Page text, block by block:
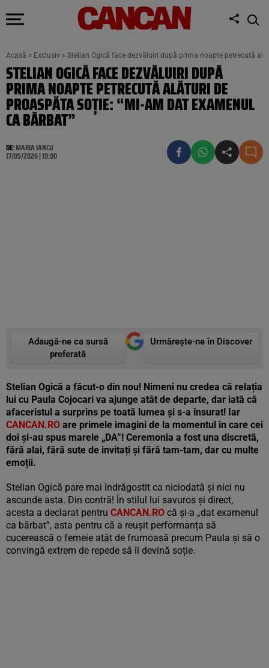
Acasă » Exclusiv » Stelian Ogică face dezvăluiri după prima noapte petrecută
STELIAN OGICĂ FACE DEZVĂLUIRI DUPĂ
PRIMA NOAPTE PETRECUTĂ ALĂTURI DE
PROASPĂTA SOȚIE: “MI-AM DAT EXAMENUL
CA BĂRBAT”
DE:MARIA IANCU
17/05/2026 | 19:00
Adaugă-ne ca sursă
preferată
Urmărește-ne în Discover
Stelian Ogică a făcut-o din nou! Nimeni nu credea că relația
lui cu Paula Cojocari va ajunge atât de departe, dar iată că
afaceristul a surprins pe toată lumea și s-a însurat! Iar
CANCAN.RO are primele imagini de la momentul în care cei
doi și-au spus marele „DA”! Ceremonia a fost una discretă,
fără alai, fără sute de invitați și fără tam-tam, dar cu multe
emoții.
Stelian Ogică pare mai îndrăgostit ca niciodată și nici nu
ascunde asta. Din contră! În stilul lui savuros și direct,
acesta a declarat pentru CANCAN.RO că și-a „dat examenul
ca bărbat”, asta pentru că a reușit performanța să
cucerească o femeie atât de frumoasă precum Paula și să o
convingă extrem de repede să îi devină soție.